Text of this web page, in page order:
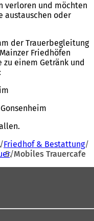
verloren und möchten
austauschen oder
der Trauerbegleitung
Friedhöfen
einem Getränk und
Friedhof & Bestattung
Mobiles Trauercafe